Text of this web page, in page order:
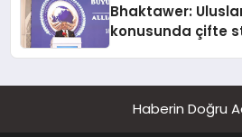
Bhaktawer:
konusunda çifte
Haberin Doğru